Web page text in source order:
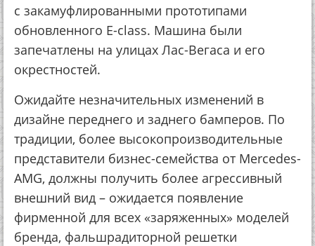
с закамуфлированными прототипами
обновленного E-class. Машина были
запечатлены на улицах Лас-Вегаса и его
окрестностей.
Ожидайте незначительных изменений в
дизайне переднего и заднего бамперов. По
традиции, более высокопроизводительные
представители бизнес-семейства от Mercedes-
AMG, должны получить более агрессивный
внешний вид – ожидается появление
фирменной для всех «заряженных» моделей
бренда, фальшрадиторной решетки